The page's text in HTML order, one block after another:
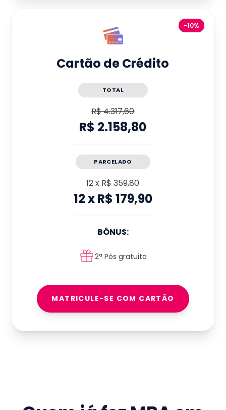
-10%
Cartão de Crédito
TOTAL
R$ 4.317,60
R$ 2.158,80
PARCELADO
12xR$ 359,80
12xR$ 179,90
BÔNUS:
2ª Pós gratuita
MATRICULE-SE COM CARTÃO